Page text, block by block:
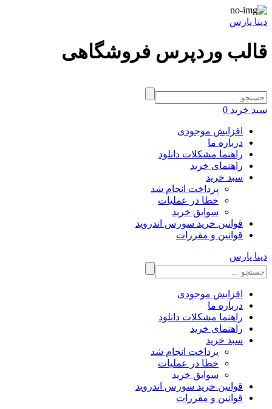
دینا پارس
قالب وردپرس فروشگاهی
سبد خرید 0
افزایش موجودی
درباره ما
راهنما مشکلات دانلود
راهنمای خرید
سبد خرید
پرداخت انجام شد
خطا در عملیات
سوابق خرید
قوانین خرید سورس اندروید
قوانین و مقررات
دینا پارس
افزایش موجودی
درباره ما
راهنما مشکلات دانلود
راهنمای خرید
سبد خرید
پرداخت انجام شد
خطا در عملیات
سوابق خرید
قوانین خرید سورس اندروید
قوانین و مقررات